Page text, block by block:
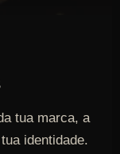
tua marca, a
identidade.